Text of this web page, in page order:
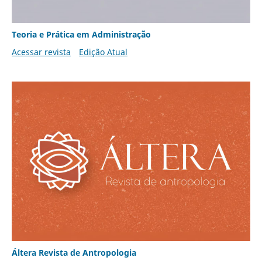
Teoria e Prática em Administração
Acessar revista
Edição Atual
Áltera Revista de Antropologia